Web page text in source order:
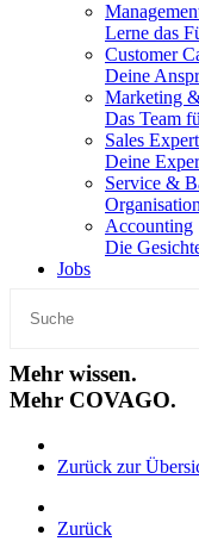
Lerne das
Customer
Deine
Marketing
Das Team
Sales
Deine
Service &
Accounting
Die
Jobs
Mehr wissen.
Mehr COVAGO.
Zurück zur
Zurück